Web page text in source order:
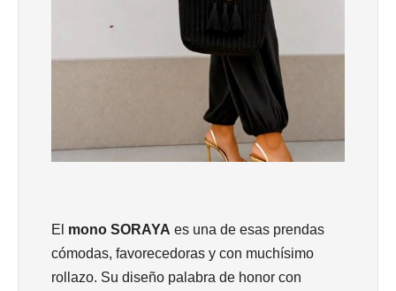
El mono SORAYA es una de esas prendas
cómodas, favorecedoras y con muchísimo
rollazo. Su diseño palabra de honor con